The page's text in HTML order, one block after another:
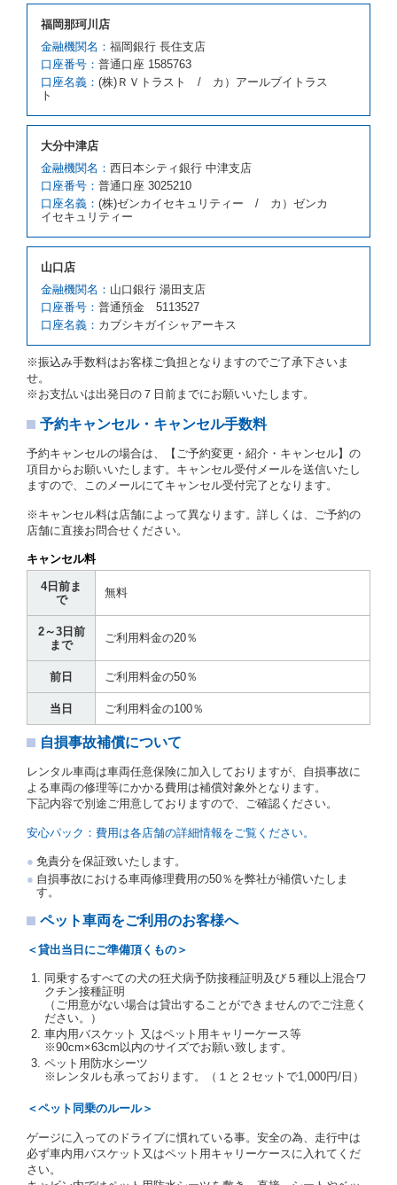
クラスを除き予約時と同一の借受条件でレンタカー提
携先の代替レンタカーを貸し渡すものとします。な
お、代替レンタカーの貸渡料金が予約された車種クラ
スの貸渡料金より高くなるときは、予約した車種クラ
スの貸渡料金によるものとし、予約された車種クラス
借受人は、第１項の代替レンタカーの貸渡しの申入れ
を拒絶し、予約を取り消すことができるものとしま
す。
前項の場合、第１項の貸渡しをすることができない原
因が、当社の責に帰する事由によるときには第４条第
４項の予約の取消しとして取り扱い、当社は受領済の
予約申込金を返還するものとします。
原因が、当社の責に帰さない事由による時には第４条
第５項の予約の取消しとして取り扱い、当社は受領済
の予約申込金を返還するものとします。
第６条（免責）
当社及び借受人は、予約が取り消され、又は貸渡契約
が締結されなかったことについて、第４条及び第５条
に定める場合を除き、相互に何らの請求をしないもの
とします。
第３章／貸 渡 し
第７条（貸渡契約の締結）
借受人は第２条第１項に定める借受条件を明示し、当
貸渡契約を締結するものとします。ただし、貸し渡す
ことができるレンタカーがない場合又は借受人若しく
は運転者が第８条第１項若しくは第２項各号のいずれ
かに該当する場合を除きます。
貸渡契約を締結した場合、借受人は当社に第１0条第
１項に定める貸渡料金を支払うものとします。
運転者の義務と定められた事項を遵守するものとしま
す。
当社は、監督官庁の基本通達（注１）に基づき、貸渡
運転者の氏名、住所、運転免許の種類及び運転免許証
写しを添付するため、貸渡契約の締結にあたり、借受
人に対し、借受人の指定する運転者（以下「運転者」
といいます。）の運転免許証の提示を求めるほか、そ
の写しの提出を求めることがあります。この場合、借
受人は、自己が運転者であるときは自己の運転免許証
の運転免許証を提示するものとします。
交通局長通達「レンタカーに関する基本通達」（自
旅第138号 平成7年6月13日）の２．(10)及び(11)の
注２）運転免許証とは、道路交通法第９２条に規定
される運転免許証のうち、道路交通法施行規則第１
９条別記様式第１４の書式の運転免許証をいいま
す。
当社は、貸渡契約の締結にあたり、借受人及び運転者
に対し、運転免許証のほかに本人確認ができる書類の
提示を求め、及び提出された書類の写しをとることが
あります。
当社は、貸渡契約の締結にあたり、借受期間中に借受
人及び運転者と連絡するための携帯電話番号等の告知
を求めます。
レジットカード若しくは現金による支払いを求め、又
借受人は契約後の借受期間の延長はできないものとし
ます。
当社は、借受人又は運転者が前3項に従わない場合
福岡那珂川店
金融機関名： 福岡銀行 長住支店
口座番号： 普通口座 1585763
口座名義： (株)ＲＶトラスト / カ）アールブイトラス
ト
大分中津店
金融機関名： 西日本シティ銀行 中津支店
口座番号： 普通口座 3025210
口座名義： (株)ゼンカイセキュリティー / カ）ゼンカ
イセキュリティー
山口店
金融機関名： 山口銀行 湯田支店
口座番号： 普通預金 5113527
口座名義： カブシキガイシャアーキス
※振込み手数料はお客様ご負担となりますのでご了承下さいま
せ。
※お支払いは出発日の７日前までにお願いいたします。
予約キャンセル・キャンセル手数料
予約キャンセルの場合は、【ご予約変更・紹介・キャンセル】の
項目からお願いいたします。キャンセル受付メールを送信いたし
ますので、このメールにてキャンセル受付完了となります。
※キャンセル料は店舗によって異なります。詳しくは、ご予約の
店舗に直接お問合せください。
キャンセル料
4日前ま
で
無料
2～3日前
まで
ご利用料金の20％
前日 ご利用料金の50％
当日 ご利用料金の100％
自損事故補償について
レンタル車両は車両任意保険に加入しておりますが、自損事故に
よる車両の修理等にかかる費用は補償対象外となります。
下記内容で別途ご用意しておりますので、ご確認ください。
安心パック：費用は各店舗の詳細情報をご覧ください。
免責分を保証致いたします。
自損事故における車両修理費用の50％を弊社が補償いたしま
す。
ペット車両をご利用のお客様へ
＜貸出当日にご準備頂くもの＞
同乗するすべての犬の狂犬病予防接種証明及び５種以上混合ワ
クチン接種証明
（ご用意がない場合は貸出することができませんのでご注意く
ださい。）
車内用バスケット 又はペット用キャリーケース等
※90cm×63cm以内のサイズでお願い致します。
ペット用防水シーツ
※レンタルも承っております。（１と２セットで1,000円/日）
＜ペット同乗のルール＞
ゲージに入ってのドライブに慣れている事。安全の為、走行中は
必ず車内用バスケット又はペット用キャリーケースに入れてくだ
さい。